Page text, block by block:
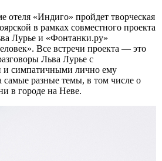
отеля «Индиго» пройдет творческая
в рамках совместного проекта
Лурье и «Фонтанки.ру»
Все встречи проекта — это
Льва Лурье с
и симпатичными лично ему
самые разные темы, в том числе о
в городе на Неве.